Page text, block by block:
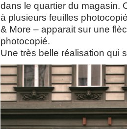
dans le quartier du magasin.
à plusieurs feuilles
& More – apparait sur une
photocopié.
Une très belle réalisation qui